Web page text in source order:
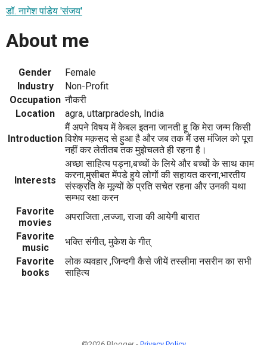
डॉ. नागेश पांडेय 'संजय'
About me
Gender
Female
Industry
Non-Profit
Occupation नौकरी
Location
agra, uttarpradesh, India
Introduction
मैं अपने विषय में केबल इतना जानती हू कि मेरा जन्म किसी
विशेष मक़सद से हुआ है और जब तक मैं उस मंजिल को पूरा
नहीं कर लेतीतब तक मुझेचलते ही रहना है।
Interests
अच्छा साहित्य पड्ना,बच्चों के लिये और बच्चों के साथ काम
करना,मुसीबत मेंपडे हुये लोगों की सहायत करना,भारतीय
संस्क्रति के मूल्यों के प्रति सचेत रहना और उनकी यथा
सम्भव रक्षा करन
Favorite
movies
अपराजिता ,लज्जा, राजा की आयेगी बारात
Favorite
music
भक्ति संगीत, मुकेश के गीत्
Favorite
books
लोक व्यवहार ,जिन्दगी कैसे जीयें तस्लीमा नसरीन का सभी
साहित्य